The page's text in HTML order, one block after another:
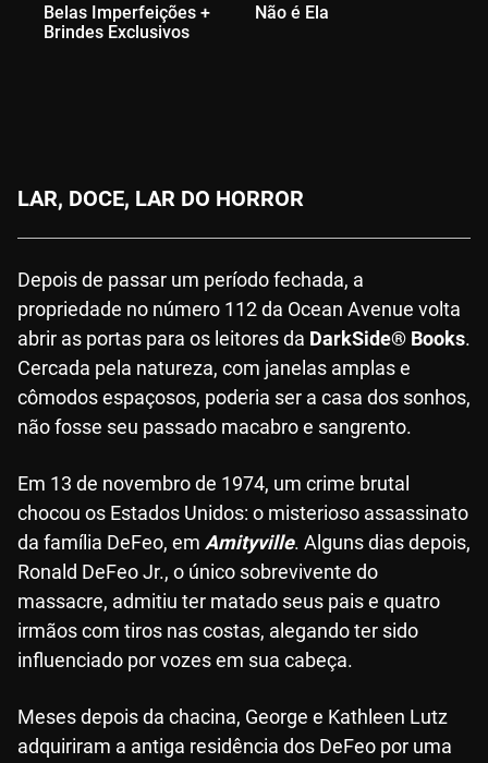
Belas Imperfeições +
Brindes Exclusivos
Não é Ela
LAR, DOCE, LAR DO HORROR
Depois de passar um período fechada, a
propriedade no número 112 da Ocean Avenue volta
abrir as portas para os leitores da DarkSide® Books.
Cercada pela natureza, com janelas amplas e
cômodos espaçosos, poderia ser a casa dos sonhos,
não fosse seu passado macabro e sangrento.
Em 13 de novembro de 1974, um crime brutal
chocou os Estados Unidos: o misterioso assassinato
da família DeFeo, em Amityville. Alguns dias depois,
Ronald DeFeo Jr., o único sobrevivente do
massacre, admitiu ter matado seus pais e quatro
irmãos com tiros nas costas, alegando ter sido
influenciado por vozes em sua cabeça.
Meses depois da chacina, George e Kathleen Lutz
adquiriram a antiga residência dos DeFeo por uma